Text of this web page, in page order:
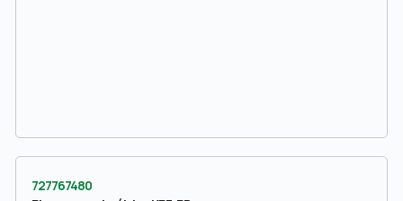
727767480